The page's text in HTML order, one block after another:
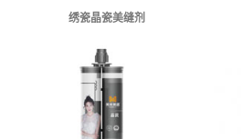
绣瓷晶瓷美缝剂